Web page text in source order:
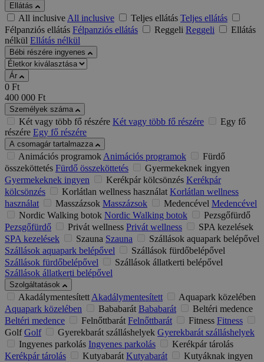
Ellátás
All inclusiveAll inclusive Teljes ellátás Teljes ellátás
Félpanziós ellátás Félpanziós ellátás Reggeli Reggeli
Ellátás
nélkül Ellátás nélkül
Bébi részére ingyenes
Ár
0 Ft
400 000 Ft
Személyek száma
Két vagy több fő részére Két vagy több fő részére
Egy fő
részére Egy fő részére
A csomagár tartalmazza
Animációs programokAnimációs programok
Fürdő
összeköttetés Fürdő összeköttetés
Gyermekeknek ingyen
Gyermekeknek ingyen
Kerékpár kölcsönzés Kerékpár
kölcsönzés
Korlátlan wellness használat Korlátlan wellness
használat
Masszázsok Masszázsok Medencével Medencével
Nordic Walking botok Nordic Walking botok
Pezsgőfürdő
Pezsgőfürdő
Privát wellness Privát wellness
SPA kezelések
SPA kezelések
Szauna Szauna
Szállások aquapark belépővel
Szállások aquapark belépővel
Szállások fürdőbelépővel
Szállások fürdőbelépővel
Szállások állatkerti belépővel
Szállások állatkerti belépővel
Szolgáltatások
AkadálymentesítettAkadálymentesített
Aquapark közelében
Aquapark közelében
Bababarát Bababarát
Beltéri medence
Beltéri medence
Felnőttbarát Felnőttbarát Fitness Fitness
Golf Golf Gyerekbarát szálláshelyek Gyerekbarát szálláshelyek
Ingyenes parkolás Ingyenes parkolás
Kerékpár tárolás
Kerékpár tárolás
Kutyabarát Kutyabarát
Kutyáknak ingyen